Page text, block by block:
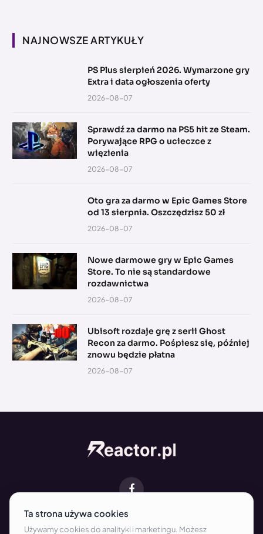
NAJNOWSZE ARTYKUŁY
PS Plus sierpień 2026. Wymarzone gry
Extra i data ogłoszenia oferty
2026-08-07
Sprawdź za darmo na PS5 hit ze Steam.
Porywające RPG o ucieczce z
więzienia
2026-08-07
Oto gra za darmo w Epic Games Store
od 13 sierpnia. Oszczędzisz 50 zł
2026-08-07
Nowe darmowe gry w Epic Games
Store. To nie są standardowe
rozdawnictwa
2026-08-07
Ubisoft rozdaje grę z serii Ghost
Recon za darmo. Pośpiesz się, później
znowu będzie płatna
2026-08-07
Facebook
O NAS KONTAKT REDAKCJA WSPÓŁPRACA